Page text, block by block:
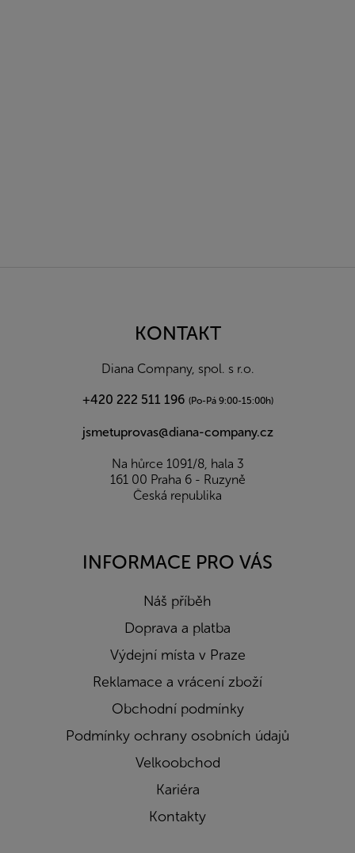
KONTAKT
Diana Company, spol. s r.o.
+420 222 511 196 (Po-Pá 9:00-15:00h)
jsmetuprovas@diana-company.cz
Na hůrce 1091/8, hala 3
161 00 Praha 6 - Ruzyně
Česká republika
INFORMACE PRO VÁS
Náš příběh
Doprava a platba
Výdejní místa v Praze
Reklamace a vrácení zboží
Obchodní podmínky
Podmínky ochrany osobních údajů
Velkoobchod
Kariéra
Kontakty